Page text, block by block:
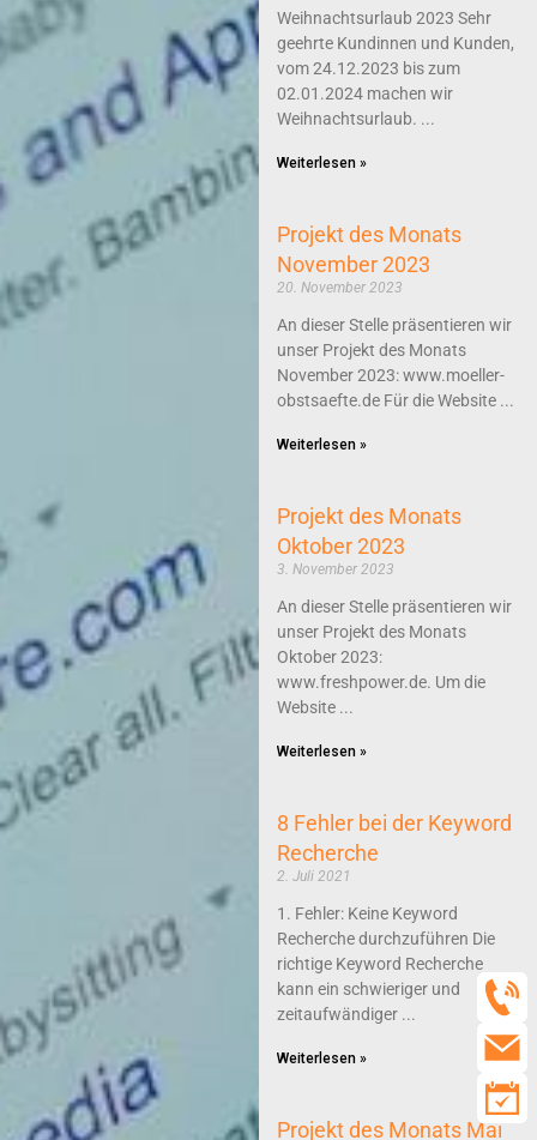
Weihnachtsurlaub 2023 Sehr
geehrte Kundinnen und Kunden,
vom 24.12.2023 bis zum
02.01.2024 machen wir
Weihnachtsurlaub.
Weiterlesen »
Projekt des Monats
November 2023
20. November 2023
An dieser Stelle präsentieren wir
unser Projekt des Monats
November 2023: www.moeller-
obstsaefte.de Für die Website
Weiterlesen »
Projekt des Monats
Oktober 2023
3. November 2023
An dieser Stelle präsentieren wir
unser Projekt des Monats
Oktober 2023:
www.freshpower.de. Um die
Website
Weiterlesen »
8 Fehler bei der Keyword
Recherche
2. Juli 2021
1. Fehler: Keine Keyword
Recherche durchzuführen Die
richtige Keyword Recherche
kann ein schwieriger und
zeitaufwändiger
Weiterlesen »
Projekt des Monats Mai